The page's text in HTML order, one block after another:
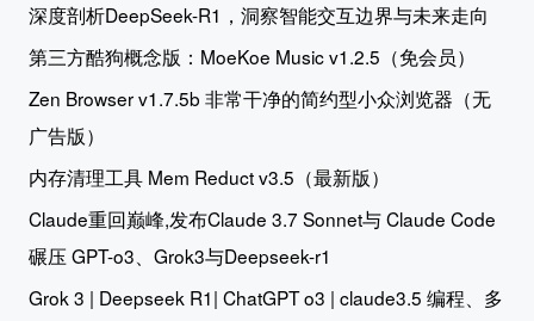
深度剖析DeepSeek-R1，洞察智能交互边界与未来走向
第三方酷狗概念版：MoeKoe Music v1.2.5（免会员）
Zen Browser v1.7.5b 非常干净的简约型小众浏览器（无
广告版）
内存清理工具 Mem Reduct v3.5（最新版）
Claude重回巅峰,发布Claude 3.7 Sonnet与 Claude Code
碾压 GPT-o3、Grok3与Deepseek-r1
Grok 3 | Deepseek R1| ChatGPT o3 | claude3.5 编程、多